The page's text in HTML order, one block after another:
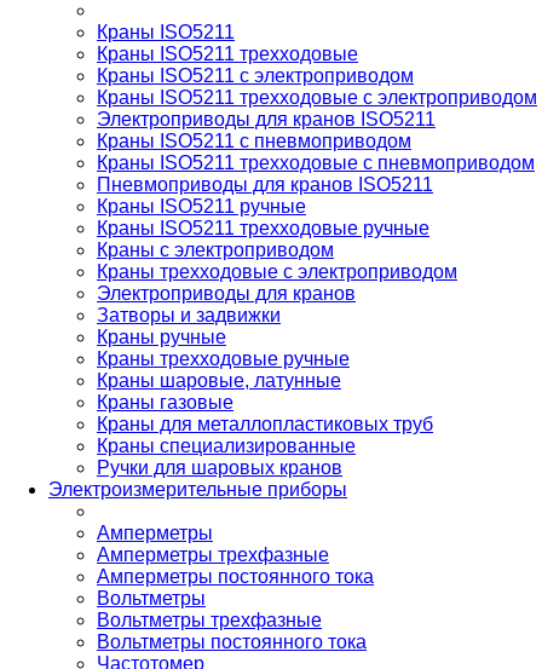
Краны ISO5211
Краны ISO5211 трехходовые
Краны ISO5211 с электроприводом
Краны ISO5211 трехходовые с электроприводом
Электроприводы для кранов ISO5211
Краны ISO5211 с пневмоприводом
Краны ISO5211 трехходовые с пневмоприводом
Пневмоприводы для кранов ISO5211
Краны ISO5211 ручные
Краны ISO5211 трехходовые ручные
Краны с электроприводом
Краны трехходовые с электроприводом
Электроприводы для кранов
Затворы и задвижки
Краны ручные
Краны трехходовые ручные
Краны шаровые, латунные
Краны газовые
Краны для металлопластиковых труб
Краны специализированные
Ручки для шаровых кранов
Электроизмерительные приборы
Амперметры
Амперметры трехфазные
Амперметры постоянного тока
Вольтметры
Вольтметры трехфазные
Вольтметры постоянного тока
Частотомер